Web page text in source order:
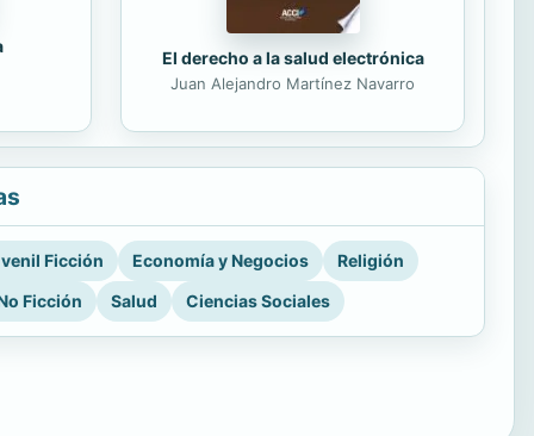
El derecho a la salud electrónica
Juan Alejandro Martínez Navarro
Ficción Economía y Negocios
Religión
Ficción
Salud Ciencias Sociales